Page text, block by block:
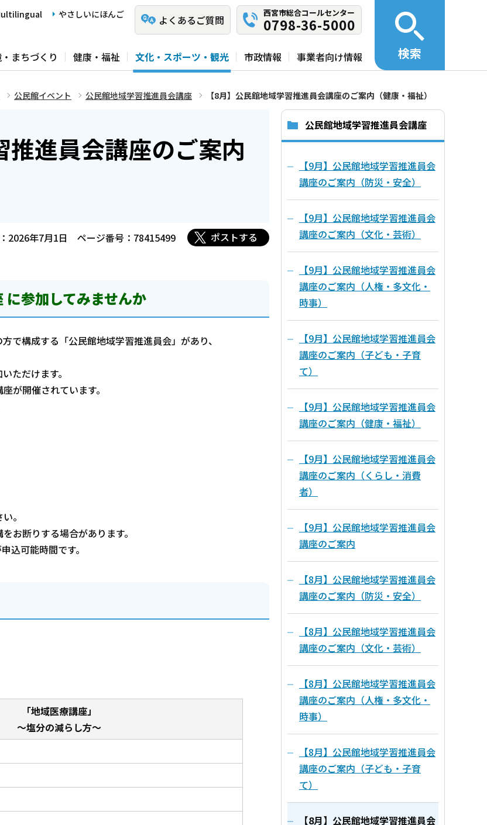
やさしいにほんご よくあるご質問
西宮市総合コールセンター
0798-36-5000
まちづくり 健康・福祉 文化・スポーツ・観光 市政情報 事業者向け情報 検索
公民館イベント 公民館地域学習推進員会講座 【8月】公民館地域学習推進員会講座のご案内（健康・福祉）
推進員会講座のご案内
2026年7月1日 ページ番号：78415499 ポストする
に参加してみませんか
で構成する「公民館地域学習推進員会」があり、
ただけます。
が開催されています。
。
お断りする場合があります。
込可能時間です。
「地域医療講座」
～塩分の減らし方～
公民館地域学習推進員会講座
【9月】公民館地域学習推進員会
講座のご案内（防災・安全）
【9月】公民館地域学習推進員会
講座のご案内（文化・芸術）
【9月】公民館地域学習推進員会
講座のご案内（人権・多文化・
時事）
【9月】公民館地域学習推進員会
講座のご案内（子ども・子育
て）
【9月】公民館地域学習推進員会
講座のご案内（健康・福祉）
【9月】公民館地域学習推進員会
講座のご案内（くらし・消費
者）
【9月】公民館地域学習推進員会
講座のご案内
【8月】公民館地域学習推進員会
講座のご案内（防災・安全）
【8月】公民館地域学習推進員会
講座のご案内（文化・芸術）
【8月】公民館地域学習推進員会
講座のご案内（人権・多文化・
時事）
【8月】公民館地域学習推進員会
講座のご案内（子ども・子育
て）
【8月】公民館地域学習推進員会